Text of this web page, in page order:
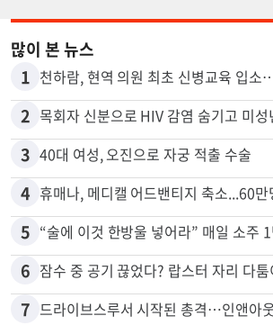
많이 본 뉴스
1
2 목회자 신분으로 HIV 감염 숨기고 미성
3 40대 여성, 오진으로 자궁 적출 수술
4 휴매나, 메디캘 어드밴티지 축소...60
5
6